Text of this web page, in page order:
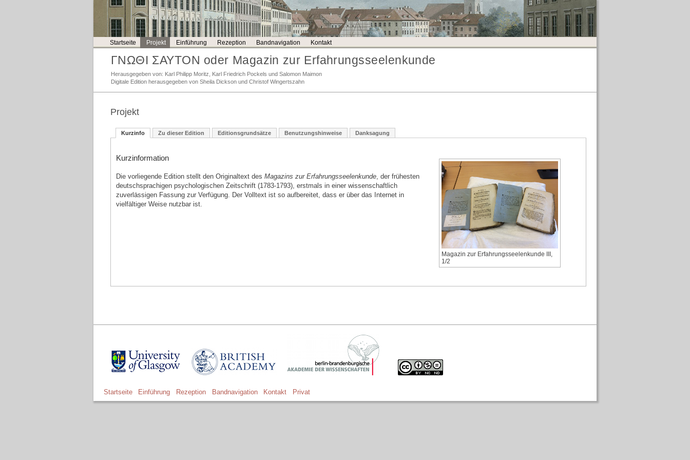
Startseite Projekt Einführung Rezeption Bandnavigation Kontakt
ΓΝΩΘΙ ΣΑΥΤΟΝ oder Magazin zur Erfahrungsseelenkunde
Herausgegeben von: Karl Philipp Moritz, Karl Friedrich Pockels und Salomon Maimon
Digitale Edition herausgegeben von Sheila Dickson und Christof Wingertszahn
Projekt
Kurzinfo Zu dieser Edition Editionsgrundsätze Benutzungshinweise Danksagung
Kurzinformation
Die vorliegende Edition stellt den Originaltext des Magazins zur Erfahrungsseelenkunde, der frühesten
deutschsprachigen psychologischen Zeitschrift (1783-1793), erstmals in einer wissenschaftlich
zuverlässigen Fassung zur Verfügung. Der Volltext ist so aufbereitet, dass er über das Internet in
vielfältiger Weise nutzbar ist.
Magazin zur Erfahrungsseelenkunde III,
1/2
Startseite Einführung Rezeption Bandnavigation Kontakt Privat